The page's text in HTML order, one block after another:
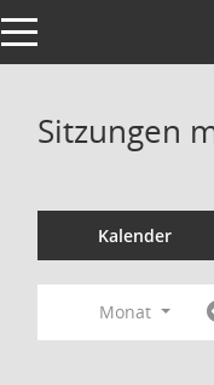
Toggle navigation
Sitzungen
Kalender
Monat